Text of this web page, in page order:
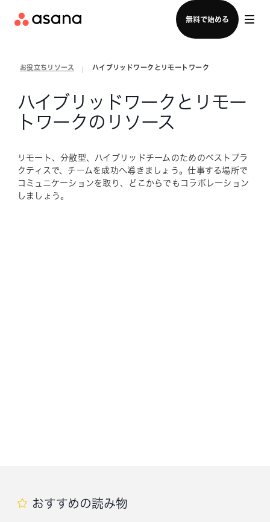
無料で始める
セールスチームに問い合わせる
お役立ちリソース ハイブリッドワークとリモートワーク
ハイブリッドワークとリモー
トワークのリソース
リモート、分散型、ハイブリッドチームのためのベストプラ
クティスで、チームを成功へ導きましょう。仕事する場所で
コミュニケーションを取り、どこからでもコラボレーション
しましょう。
おすすめの読み物